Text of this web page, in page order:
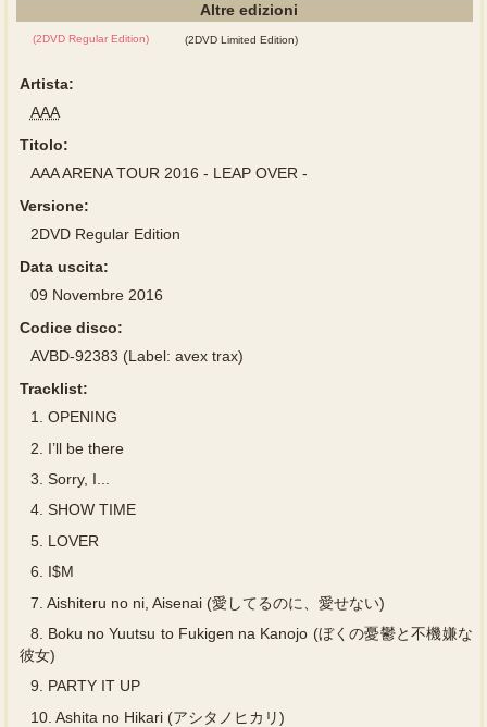
Altre edizioni
(2DVD Regular Edition) (2DVD Limited Edition)
Artista:
AAA
Titolo:
AAA ARENA TOUR 2016 - LEAP OVER -
Versione:
2DVD Regular Edition
Data uscita:
09 Novembre 2016
Codice disco:
AVBD-92383 (Label: avex trax)
Tracklist:
1.
OPENING
2.
I’ll be there
3. Sorry, I...
4. SHOW TIME
5. LOVER
6.
I$M
7. Aishiteru no ni, Aisenai (愛してるのに、愛せない)
8.
Boku no Yuutsu to Fukigen na Kanojo (ぼくの憂鬱と不機嫌な
彼女)
9. PARTY IT UP
10. Ashita no Hikari (アシタノヒカリ)